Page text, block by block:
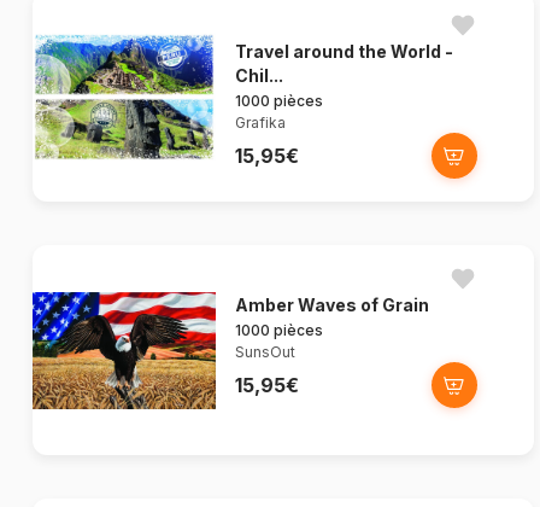
Travel around the World -
Chil...
1000 pièces
Grafika
15,95€
Amber Waves of Grain
1000 pièces
SunsOut
15,95€